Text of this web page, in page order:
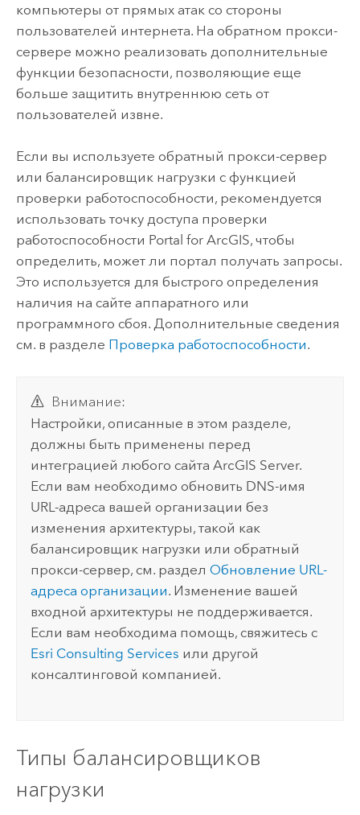
компьютеры от прямых атак со стороны
пользователей интернета. На обратном прокси-
сервере можно реализовать дополнительные
функции безопасности, позволяющие еще
больше защитить внутреннюю сеть от
пользователей извне.
Если вы используете обратный прокси-сервер
или балансировщик нагрузки с функцией
проверки работоспособности, рекомендуется
использовать точку доступа проверки
работоспособности Portal for ArcGIS, чтобы
определить, может ли портал получать запросы.
Это используется для быстрого определения
наличия на сайте аппаратного или
программного сбоя. Дополнительные сведения
см. в разделе Проверка работоспособности.
Внимание:
Настройки, описанные в этом разделе,
должны быть применены перед
интеграцией любого сайтаArcGIS Server.
Если вам необходимо обновить DNS-имя
URL-адреса вашей организации без
изменения архитектуры, такой как
балансировщик нагрузки или обратный
прокси-сервер, см. разделОбновление URL-
адреса организации. Изменение вашей
входной архитектуры не поддерживается.
Если вам необходима помощь, свяжитесь с
Esri Consulting Services или другой
консалтинговой компанией.
Типы балансировщиков
нагрузки